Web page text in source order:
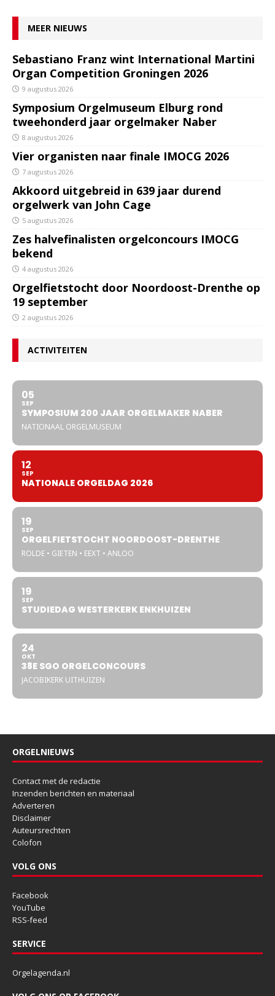
MEER NIEUWS
Sebastiano Franz wint International Martini
Organ Competition Groningen 2026
9 augustus 2026
Symposium Orgelmuseum Elburg rond
tweehonderd jaar orgelmaker Naber
8 augustus 2026
Vier organisten naar finale IMOCG 2026
7 augustus 2026
Akkoord uitgebreid in 639 jaar durend
orgelwerk van John Cage
5 augustus 2026
Zes halvefinalisten orgelconcours IMOCG
bekend
4 augustus 2026
Orgelfietstocht door Noordoost-Drenthe op
19 september
2 augustus 2026
ACTIVITEITEN
05
SEP
SYMPOSIUM 200 JAAR ORGELMAKER NABER
NATIONAAL ORGELMUSEUM
12
SEP
NATIONALE ORGELDAG 2026
19
SEP
ORGELFIETSTOCHT NOORDOOST-DRENTHE
ROLDE • GIETEN • EEXT • ANLOO
19
SEP
STUDIEDAG WESTERKERK ENKHUIZEN
24
OKT
38E SGO ORGELCONCOURS
JACOBIKERK UITHUIZEN
ORGELNIEUWS
Contact met de redactie
Inzenden berichten en materiaal
Adverteren
Disclaimer
Auteursrechten
Colofon
VOLG ONS
Facebook
YouTube
RSS-feed
SERVICE
Orgelagenda.nl